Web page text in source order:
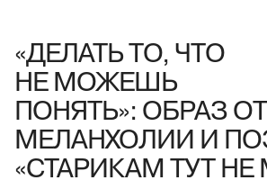
«ДЕЛАТЬ ТО, ЧТО
НЕ МОЖЕШЬ
ПОНЯТЬ»: ОБРАЗ
МЕЛАНХОЛИИ И
«СТАРИКАМ ТУТ НЕ